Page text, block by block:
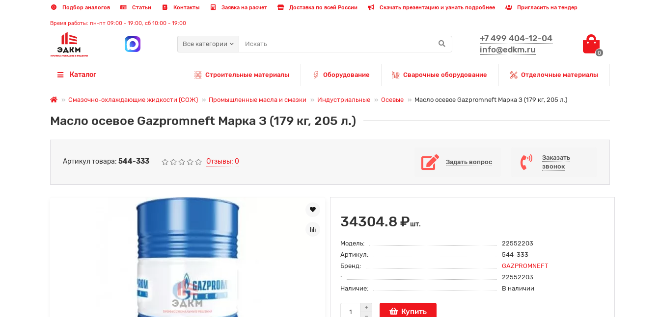
Подбор аналогов Статьи Контакты Заявка на расчет Доставка по всей России Скачать презентацию и узнать подробнее Пригласить на тендер
Время работы: пн-пт 09:00 - 19:00, сб 10:00 - 19:00
Все категории
+7 499 404-12-04
info@edkm.ru
0
Каталог Строительные материалы Оборудование Сварочные оборудование Отделочные материалы
Смазочно-охлаждающие жидкости (СОЖ) Промышленные масла и смазки Индустриальные Осевые Масло осевое Gazpromneft Марка З (179 кг, 205 л.)
Масло осевое Gazpromneft Марка З (179 кг, 205 л.)
Артикул товара: 544-333 Отзывы: 0 Задать вопрос
Заказать
звонок
34304.8 ₽шт.
Модель:
22552203
Артикул:
544-333
Бренд:
GAZPROMNEFT
:
22552203
Наличие:
В наличии
Купить